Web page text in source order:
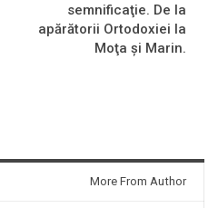
semnificaţie. De la
apărătorii Ortodoxiei la
Moţa şi Marin.
More From Author